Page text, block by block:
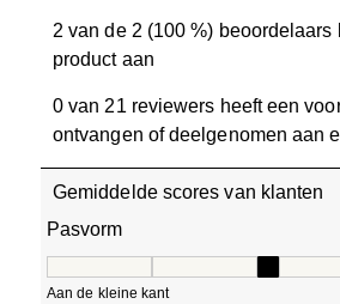
2 van de 2 (100 %) beoordelaars
product aan
0 van 21 reviewers heeft een
ontvangen of deelgenomen aan
Gemiddelde scores van klanten
Pasvorm
Aan de kleine kant